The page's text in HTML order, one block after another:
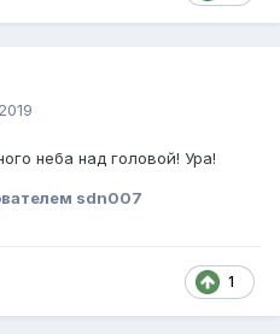
неба над головой! Ура!
sdn007
1